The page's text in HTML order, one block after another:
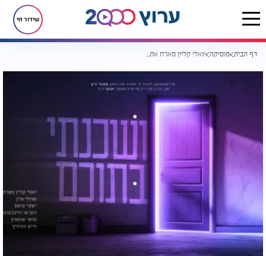
שידור חי
דף הבית מוסיקה יואלי קליין מארח את כוכבי הזמר - "ושכנתי בתוכם"